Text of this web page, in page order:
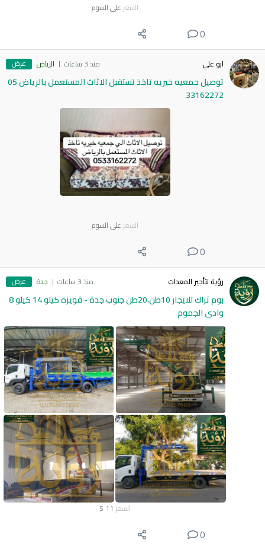
السعر على السوم
0
ابو علي منذ 3 ساعات الرياض عرض
توصيل جمعيه خيريه تاخذ تستقبل الاثاث المستعمل بالرياض 05
33162272
السعر على السوم
0
رؤية لتأجير المعدات منذ 3 ساعات جدة عرض
بوم تراك للايجار 10طن،20طن جنوب جدة - قويزة كيلو 14 كيلو 8
وادي الجموم
السعر 11
$
0